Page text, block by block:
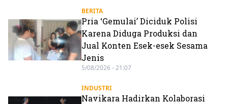
BERITA
Pria ‘Gemulai’ Diciduk Polisi
Karena Diduga Produksi dan
Jual Konten Esek-esek Sesama
Jenis
5/08/2026 - 21:07
INDUSTRI
Navikara Hadirkan Kolaborasi